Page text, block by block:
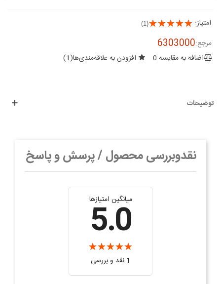
امتیاز: (1)
مرجع:6303000
اضافه به مقایسه 0 افزودن به علاقه‌مندی‌ها(
1
)
توضیحات
نقدوبررسی محصول / پرسش و پاسخ
میانگین امتیازها
5.0
1 نقد و بررسی